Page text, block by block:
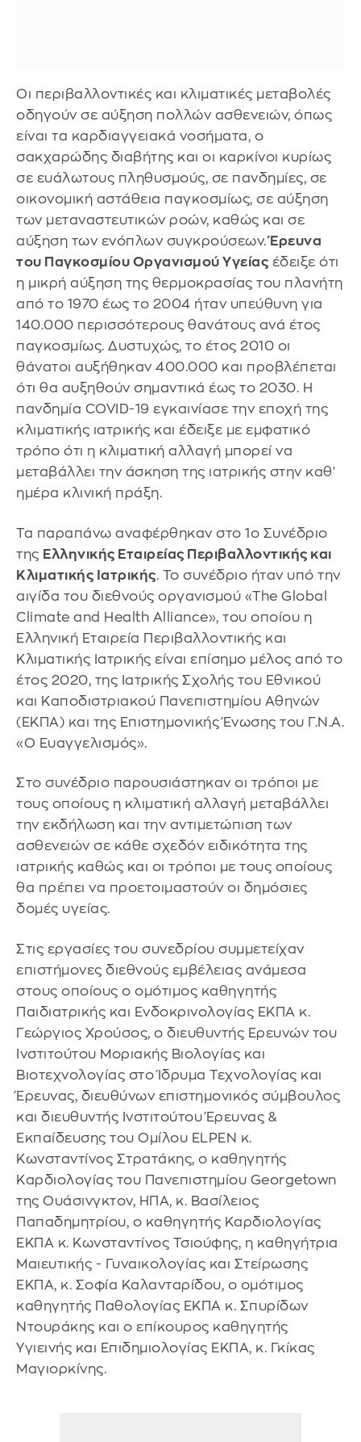
Οι περιβαλλοντικές και κλιματικές μεταβολές
οδηγούν σε αύξηση πολλών ασθενειών, όπως
είναι τα καρδιαγγειακά νοσήματα, ο
σακχαρώδης διαβήτης και οι καρκίνοι κυρίως
σε ευάλωτους πληθυσμούς, σε πανδημίες, σε
οικονομική αστάθεια παγκοσμίως, σε αύξηση
των μεταναστευτικών ροών, καθώς και σε
αύξηση των ενόπλων συγκρούσεων.Έρευνα
του Παγκοσμίου Οργανισμού Υγείας έδειξε ότι
η μικρή αύξηση της θερμοκρασίας του πλανήτη
από το 1970 έως το 2004 ήταν υπεύθυνη για
140.000 περισσότερους θανάτους ανά έτος
παγκοσμίως. Δυστυχώς, το έτος 2010 οι
θάνατοι αυξήθηκαν 400.000 και προβλέπεται
ότι θα αυξηθούν σημαντικά έως το 2030. Η
πανδημία COVID-19 εγκαινίασε την εποχή της
κλιματικής ιατρικής και έδειξε με εμφατικό
τρόπο ότι η κλιματική αλλαγή μπορεί να
μεταβάλλει την άσκηση της ιατρικής στην καθ'
ημέρα κλινική πράξη.
Τα παραπάνω αναφέρθηκαν στο 1ο Συνέδριο
της Ελληνικής Εταιρείας Περιβαλλοντικής και
Κλιματικής Ιατρικής. Το συνέδριο ήταν υπό την
αιγίδα του διεθνούς οργανισμού «The Global
Climate and Health Alliance», του οποίου η
Ελληνική Εταιρεία Περιβαλλοντικής και
Κλιματικής Ιατρικής είναι επίσημο μέλος από το
έτος 2020, της Ιατρικής Σχολής του Εθνικού
και Καποδιστριακού Πανεπιστημίου Αθηνών
(ΕΚΠΑ) και της Επιστημονικής Ένωσης του Γ.Ν.Α.
«Ο Ευαγγελισμός».
Στο συνέδριο παρουσιάστηκαν οι τρόποι με
τους οποίους η κλιματική αλλαγή μεταβάλλει
την εκδήλωση και την αντιμετώπιση των
ασθενειών σε κάθε σχεδόν ειδικότητα της
ιατρικής καθώς και οι τρόποι με τους οποίους
θα πρέπει να προετοιμαστούν οι δημόσιες
δομές υγείας.
Στις εργασίες του συνεδρίου συμμετείχαν
επιστήμονες διεθνούς εμβέλειας ανάμεσα
στους οποίους ο ομότιμος καθηγητής
Παιδιατρικής και Ενδοκρινολογίας ΕΚΠΑ κ.
Γεώργιος Χρούσος, ο διευθυντής Ερευνών του
Ινστιτούτου Μοριακής Βιολογίας και
Βιοτεχνολογίας στο Ίδρυμα Τεχνολογίας και
Έρευνας, διευθύνων επιστημονικός σύμβουλος
και διευθυντής Ινστιτούτου Έρευνας &
Εκπαίδευσης του Ομίλου ELPEN κ.
Κωνσταντίνος Στρατάκης, ο καθηγητής
Καρδιολογίας του Πανεπιστημίου Georgetown
της Ουάσινγκτον, ΗΠΑ, κ. Βασίλειος
Παπαδημητρίου, ο καθηγητής Καρδιολογίας
ΕΚΠΑ κ. Κωνσταντίνος Τσιούφης, η καθηγήτρια
Μαιευτικής - Γυναικολογίας και Στείρωσης
ΕΚΠΑ, κ. Σοφία Καλανταρίδου, ο ομότιμος
καθηγητής Παθολογίας ΕΚΠΑ κ. Σπυρίδων
Ντουράκης και ο επίκουρος καθηγητής
Υγιεινής και Επιδημιολογίας ΕΚΠΑ, κ. Γκίκας
Μαγιορκίνης.